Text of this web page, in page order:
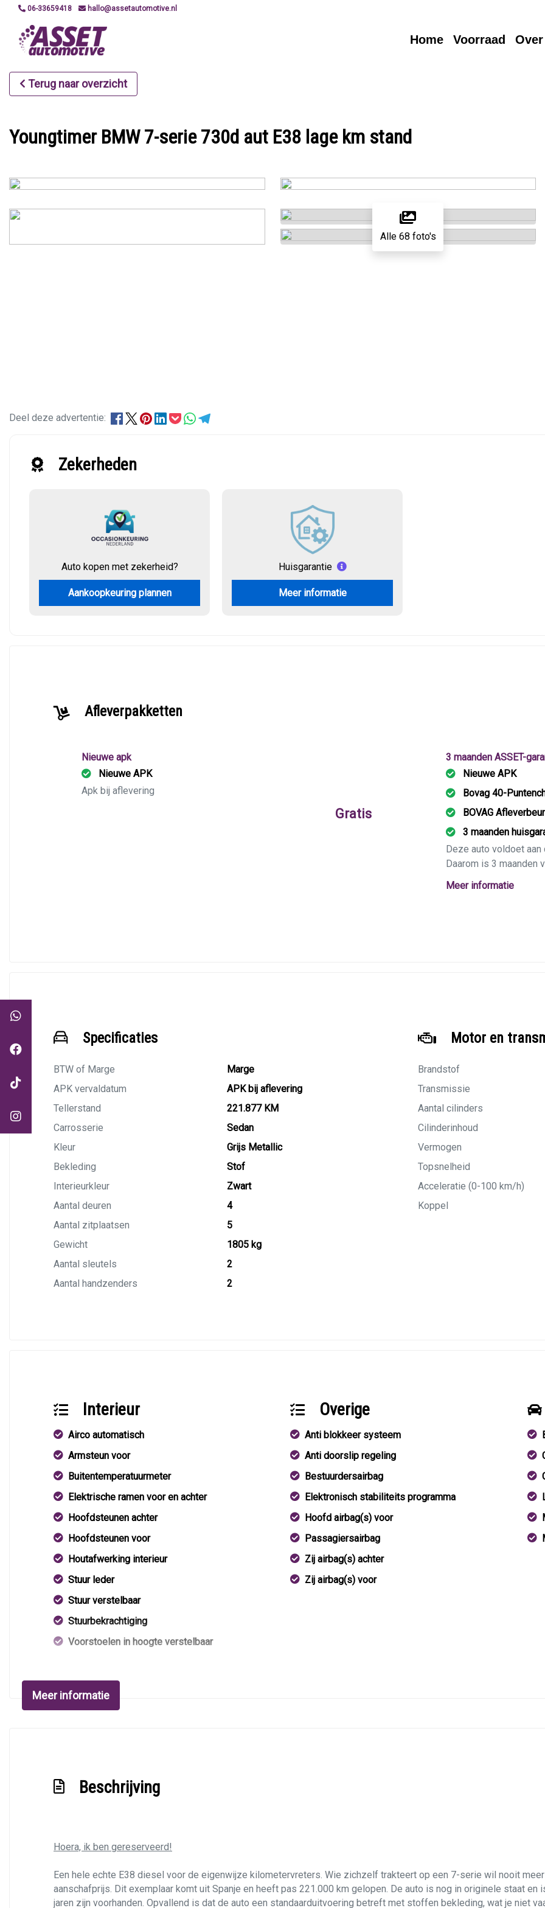
06-33659418 hallo@assetautomotive.nl
Home Voorraad
Terug naar overzicht
Youngtimer BMW 7-serie 730d aut E38 lage km stand
Alle 68 foto's
Deel deze advertentie:
Zekerheden
Auto kopen met zekerheid?
Aankoopkeuring plannen
Huisgarantie
Meer informatie
Afleverpakketten
Nieuwe apk
Nieuwe APK
Apk bij aflevering
Gratis
3 maanden ASSET-
Nieuwe APK
Bovag 40-
BOVAG
3 maanden
Deze auto voldoet aan
Daarom is 3 maanden
Voorafgaand wordt de
Meer informatie
Specificaties
BTW of Marge
Marge
APK vervaldatum
APK bij aflevering
Tellerstand
221.877 KM
Carrosserie
Sedan
Kleur
Grijs Metallic
Bekleding
Stof
Interieurkleur
Zwart
Aantal deuren
4
Aantal zitplaatsen
5
Gewicht
1805 kg
Aantal sleutels
2
Aantal handzenders
2
Motor en
Brandstof
Transmissie
Aantal cilinders
Cilinderinhoud
Vermogen
Topsnelheid
Acceleratie (0-100 km/h)
Koppel
Interieur
Airco automatisch
Armsteun voor
Buitentemperatuurmeter
Elektrische ramen voor en achter
Hoofdsteunen achter
Hoofdsteunen voor
Houtafwerking interieur
Stuur leder
Stuur verstelbaar
Stuurbekrachtiging
Voorstoelen in hoogte verstelbaar
Overige
Anti blokkeer systeem
Anti doorslip regeling
Bestuurdersairbag
Elektronisch stabiliteits programma
Hoofd airbag(s) voor
Passagiersairbag
Zij airbag(s) achter
Zij airbag(s) voor
Meer informatie
Beschrijving
Hoera, ik ben gereserveerd!
Een hele echte E38 diesel voor de eigenwijze kilometervreters. Wie zichzelf trakteert op een 7-serie wil nooit
aanschafprijs. Dit exemplaar komt uit Spanje en heeft pas 221.000 km gelopen. De auto is nog in originele staat en
jaren zijn voorhanden. Opvallend is dat de auto een standaarduitvoering betreft met stoffen bekleding, wat je niet